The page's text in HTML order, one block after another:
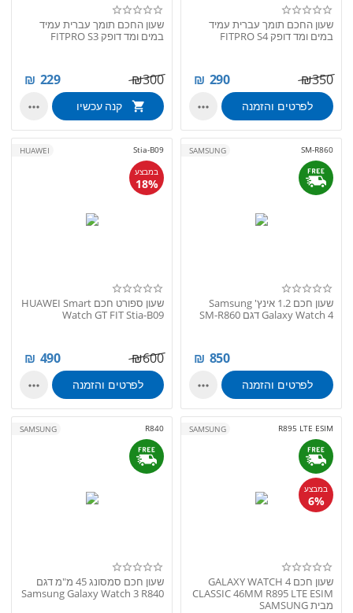
שעון החכם תומך עברית עמיד
במים ומד דופק FITPRO S4
350
₪
290
₪
לפרטים והזמנה 
שעון החכם תומך עברית עמיד
במים ומד דופק FITPRO S3
300
₪
229
₪
קנה עכשיו 
SM-R860
SAMSUNG
שעון חכם 1.2 אינץ' Samsung
Galaxy Watch 4 דגם SM-R860
850
₪
לפרטים והזמנה 
Stia-B09
במבצע
18%
HUAWEI
שעון ספורט חכם HUAWEI Smart
Watch GT FIT Stia-B09
600
₪
490
₪
לפרטים והזמנה 
R895 LTE ESIM
במבצע
6%
SAMSUNG
שעון חכם GALAXY WATCH 4
CLASSIC 46MM R895 LTE ESIM
מבית SAMSUNG
R840
SAMSUNG
שעון חכם סמסונג 45 מ"מ דגם
Samsung Galaxy Watch 3 R840